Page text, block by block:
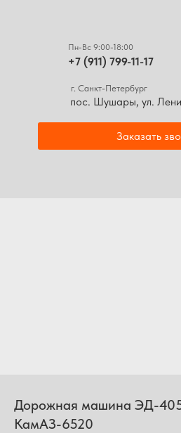
+7 (911) 799-11-17
Пн-Вс 9:00-18:00
Заказать
пос. Шушары, ул.
г. Санкт-Петербург
Дорожная машина ЭД-
КамАЗ-6520